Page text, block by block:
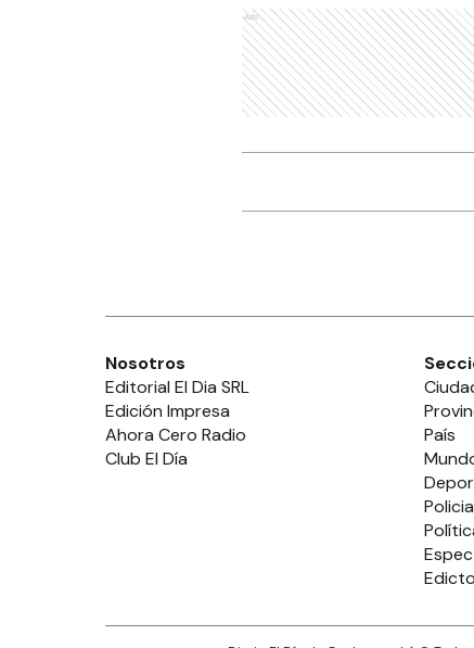
Ads
Nosotros
Editorial El Dia SRL
Edición Impresa
Ahora Cero Radio
Club El Día
País